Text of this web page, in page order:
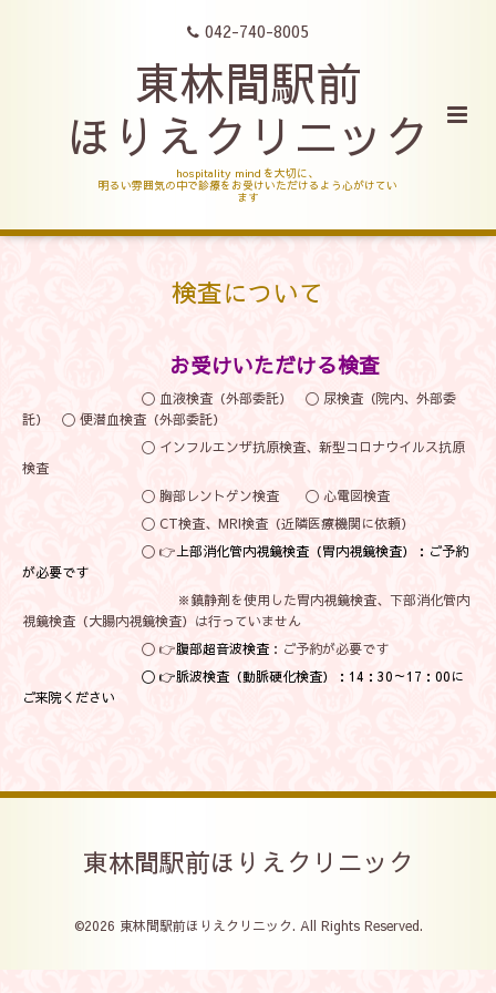
042-740-8005
東林間駅前
ほりえクリニック
hospitality mind を大切に、
明るい雰囲気の中で診療をお受けいただけるよう心がけてい
ます
検査について
お受けいただける検査
〇 血液検査（外部委託） 〇 尿検査（院内、外部委
託） 〇 便潜血検査（外部委託）
〇 インフルエンザ抗原検査、新型コロナウイルス抗原
検査
〇 胸部レントゲン検査 〇 心電図検査
〇 CT検査、MRI検査（近隣医療機関に依頼）
〇 👉 上部消化管内視鏡検査（胃内視鏡検査）
：ご予約
が必要です
※鎮静剤を使用した胃内視鏡検査、下部消化管内
視鏡検査（大腸内視鏡検査）は行っていません
〇 👉腹部超音波検査 ：ご予約が必要です
〇 👉脈波検査（動脈硬化検査）
：14：30～17：00に
ご来院ください
東林間駅前ほりえクリニック
©2026 東林間駅前ほりえクリニック. All Rights Reserved.